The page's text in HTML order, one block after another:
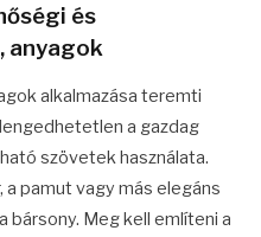
és
anyagok
alkalmazása teremti
a gazdag
szövetek használata.
a pamut vagy más elegáns
bársony. Meg kell említeni a